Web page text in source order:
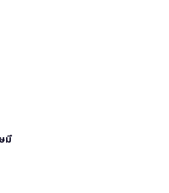
มี